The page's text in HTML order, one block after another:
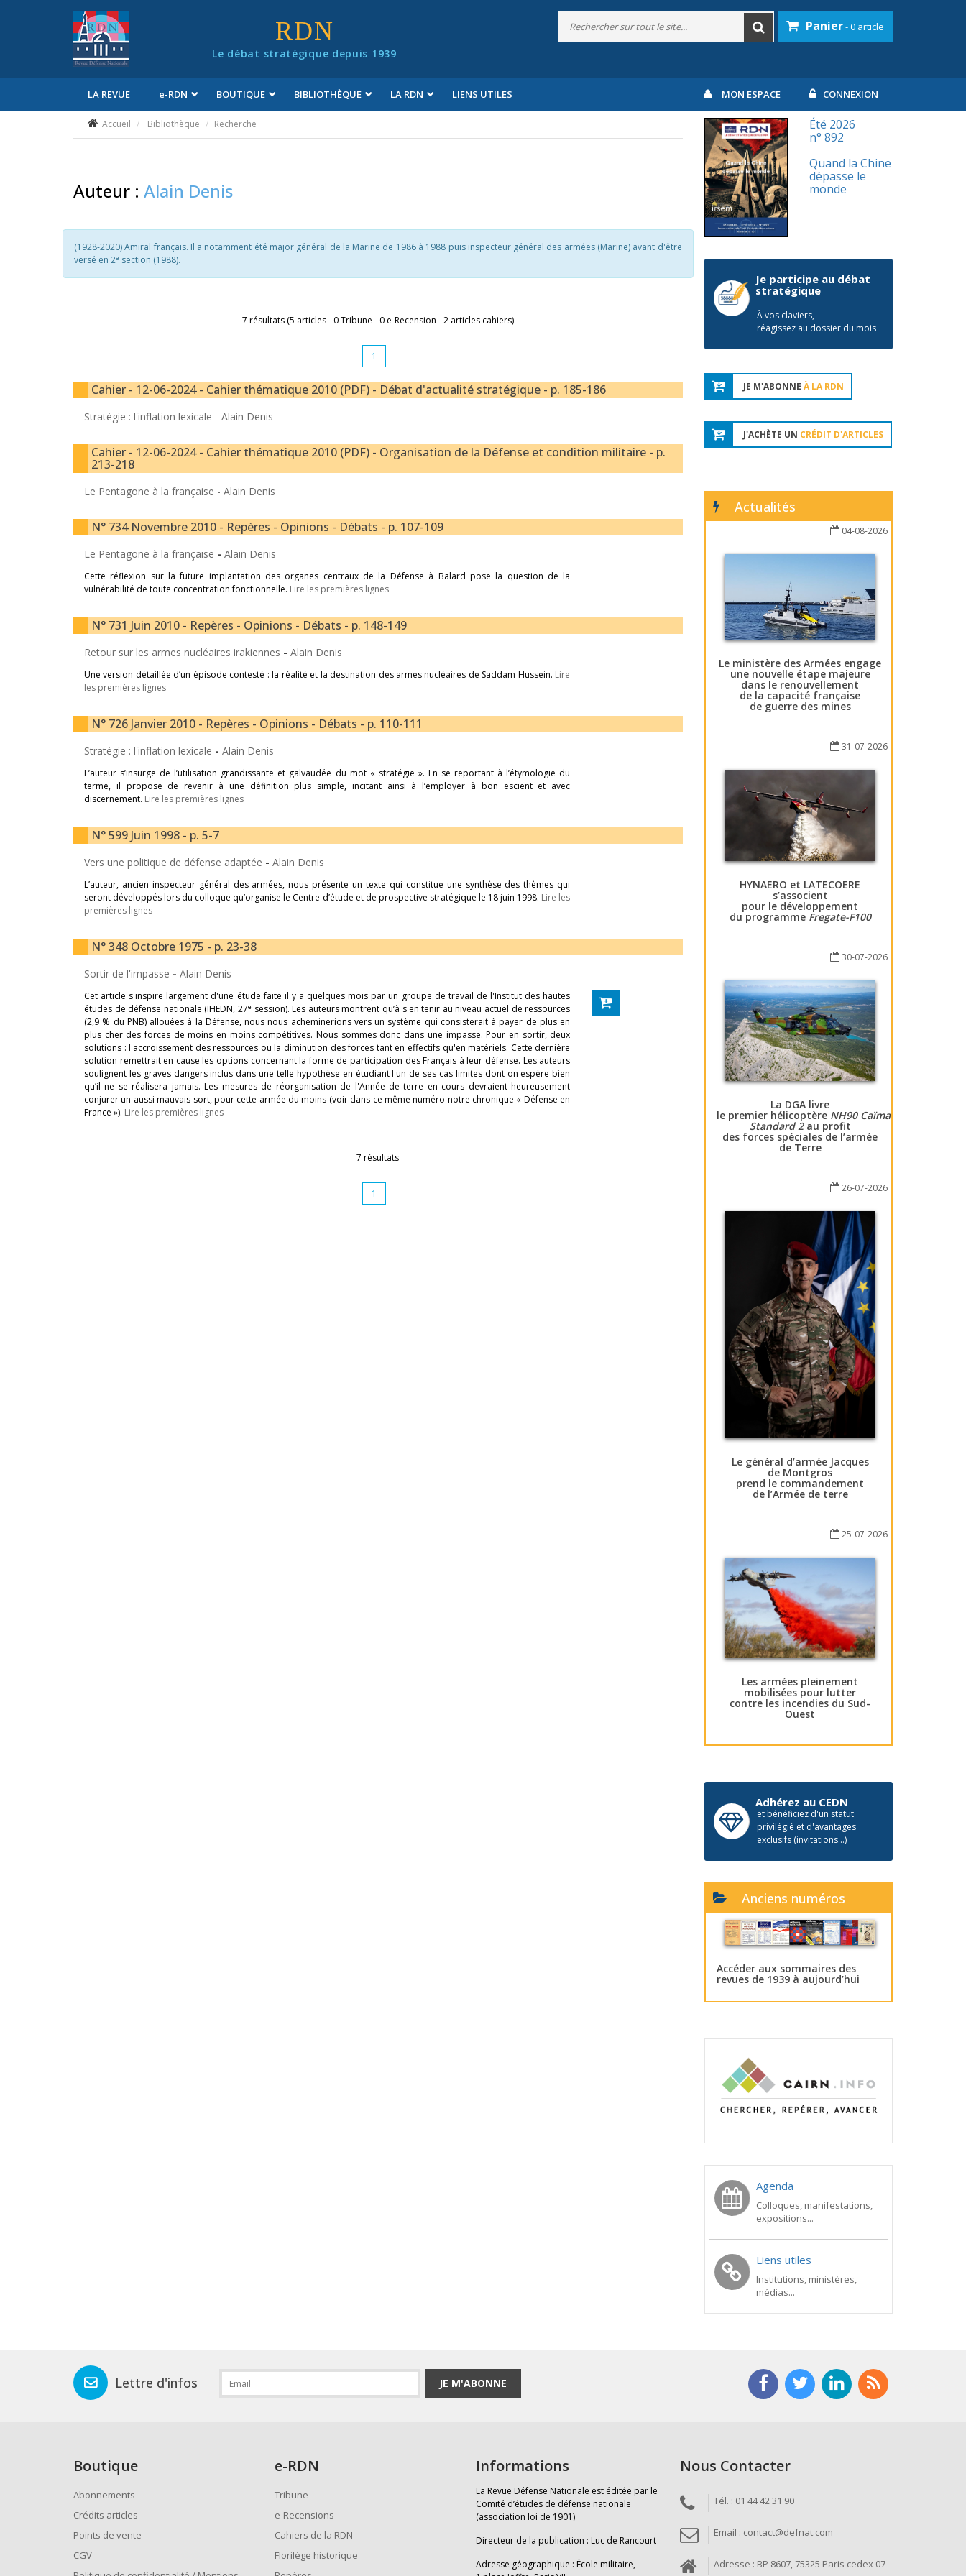
RDN
Le débat stratégique depuis 1939
Panier- 0 article
LA REVUE e-RDN BOUTIQUE BIBLIOTHÈQUE LA RDN LIENS UTILES MON ESPACE CONNEXION
Accueil Bibliothèque Recherche
Auteur : Alain Denis
(1928-2020) Amiral français. Il a notamment été major général de la Marine de 1986 à 1988 puis inspecteur général des armées (Marine) avant d'être
versé en 2e section (1988).
7 résultats (5 articles - 0 Tribune - 0 e-Recension - 2 articles cahiers)
1
Cahier - 12-06-2024 - Cahier thématique 2010 (PDF) - Débat d'actualité stratégique - p. 185-186
Stratégie : l'inflation lexicale - Alain Denis
Cahier - 12-06-2024 - Cahier thématique 2010 (PDF) - Organisation de la Défense et condition militaire - p.
213-218
Le Pentagone à la française - Alain Denis
N° 734 Novembre 2010 - Repères - Opinions - Débats - p. 107-109
Le Pentagone à la française - Alain Denis
Cette réflexion sur la future implantation des organes centraux de la Défense à Balard pose la question de la
vulnérabilité de toute concentration fonctionnelle. Lire les premières lignes
N° 731 Juin 2010 - Repères - Opinions - Débats - p. 148-149
Retour sur les armes nucléaires irakiennes - Alain Denis
Une version détaillée d’un épisode contesté : la réalité et la destination des armes nucléaires de Saddam Hussein. Lire
les premières lignes
N° 726 Janvier 2010 - Repères - Opinions - Débats - p. 110-111
Stratégie : l'inflation lexicale - Alain Denis
L’auteur s’insurge de l’utilisation grandissante et galvaudée du mot « stratégie ». En se reportant à l’étymologie du
terme, il propose de revenir à une définition plus simple, incitant ainsi à l’employer à bon escient et avec
discernement. Lire les premières lignes
N° 599 Juin 1998 - p. 5-7
Vers une politique de défense adaptée - Alain Denis
L’auteur, ancien inspecteur général des armées, nous présente un texte qui constitue une synthèse des thèmes qui
seront développés lors du colloque qu’organise le Centre d’étude et de prospective stratégique le 18 juin 1998. Lire les
premières lignes
N° 348 Octobre 1975 - p. 23-38
Sortir de l'impasse - Alain Denis
Cet article s'inspire largement d'une étude faite il y a quelques mois par un groupe de travail de l'Institut des hautes
études de défense nationale (IHEDN, 27e session). Les auteurs montrent qu’à s'en tenir au niveau actuel de ressources
(2,9 % du PNB) allouées à la Défense, nous nous acheminerions vers un système qui consisterait à payer de plus en
plus cher des forces de moins en moins compétitives. Nous sommes donc dans une impasse. Pour en sortir, deux
solutions : l'accroissement des ressources ou la diminution des forces tant en effectifs qu'en matériels. Cette dernière
solution remettrait en cause les options concernant la forme de participation des Français à leur défense. Les auteurs
soulignent les graves dangers inclus dans une telle hypothèse en étudiant l'un de ses cas limites dont on espère bien
qu’il ne se réalisera jamais. Les mesures de réorganisation de l'Année de terre en cours devraient heureusement
conjurer un aussi mauvais sort, pour cette armée du moins (voir dans ce même numéro notre chronique « Défense en
France »). Lire les premières lignes
7 résultats
1
Été 2026
n° 892
Quand la Chine
dépasse le
monde
Je participe au débat
stratégique
À vos claviers,
réagissez au dossier du mois
JE M'ABONNE À LA RDN
J'ACHÈTE UN CRÉDIT D'ARTICLES
Actualités
04-08-2026
Le ministère des Armées engage
une nouvelle étape majeure
dans le renouvellement
de la capacité française
de guerre des mines
31-07-2026
HYNAERO et LATECOERE
s’associent
pour le développement
du programme Fregate-F100
30-07-2026
La DGA livre
le premier hélicoptère NH90 Caïman
Standard 2au profit
des forces spéciales de l’armée
de Terre
26-07-2026
Le général d’armée Jacques
de Montgros
prend le commandement
de l’Armée de terre
25-07-2026
Les armées pleinement
mobilisées pour lutter
contre les incendies du Sud-
Ouest
Adhérez au CEDN
et bénéficiez d'un statut
privilégié et d'avantages
exclusifs (invitations...)
Anciens numéros
Accéder aux sommaires des
revues de 1939 à aujourd’hui
Agenda
Colloques, manifestations,
expositions...
Liens utiles
Institutions, ministères,
médias...
Lettre d'infos JE M'ABONNE
Boutique
Abonnements
Crédits articles
Points de vente
CGV
e-RDN
Tribune
e-Recensions
Cahiers de la RDN
Florilège historique
Informations
La Revue Défense Nationale est éditée par le
Comité d’études de défense nationale
(association loi de 1901)
Directeur de la publication : Luc de Rancourt
Adresse géographique : École militaire,
Nous Contacter
Tél. : 01 44 42 31 90
Email : contact@defnat.com
Adresse : BP 8607, 75325 Paris cedex 07